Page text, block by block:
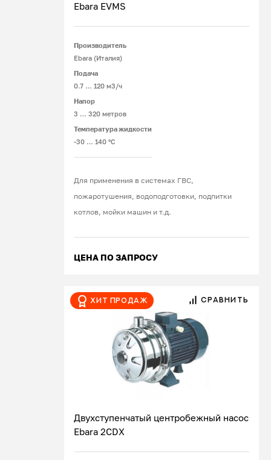
Ebara EVMS
Производитель
Ebara (Италия)
Подача
0.7 … 120 м3/ч
Напор
3 … 320 метров
Температура жидкости
-30 … 140 °C
Для применения в системах ГВС,
пожаротушения, водоподготовки, подпитки
котлов, мойки машин и т.д.
ЦЕНА ПО ЗАПРОСУ
Хит продаж СРАВНИТЬ
Двухступенчатый центробежный насос
Ebara 2CDX